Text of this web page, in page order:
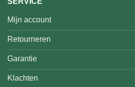
Mijn account
Retourneren
Garantie
Klachten